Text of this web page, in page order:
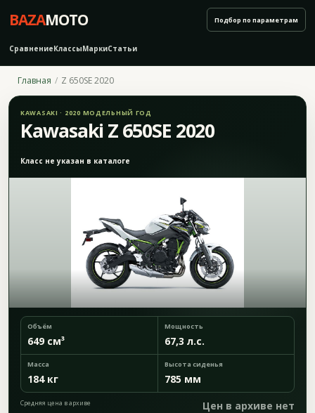
BAZAMOTO
СравнениеКлассыМаркиСтатьи
Подбор по параметрам
Главная Z 650SE 2020
KAWASAKI · 2020 МОДЕЛЬНЫЙ ГОД
Kawasaki Z 650SE 2020
Класс не указан в каталоге
Объём
649 см³
Мощность
67,3 л.с.
Масса
184 кг
Высота сиденья
785 мм
Средняя цена в архиве Цен в архиве нет